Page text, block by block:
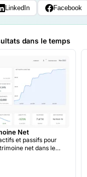
LinkedIn Facebook
dans le temps
Net
et passifs pour
net dans le